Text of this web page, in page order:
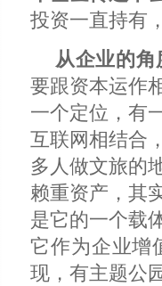
投资一直持有
从企业的
要跟资本运作
一个定位，有
互联网相结合
多人做文旅的
赖重资产，其
是它的一个载
它作为企业增
现，有主题公